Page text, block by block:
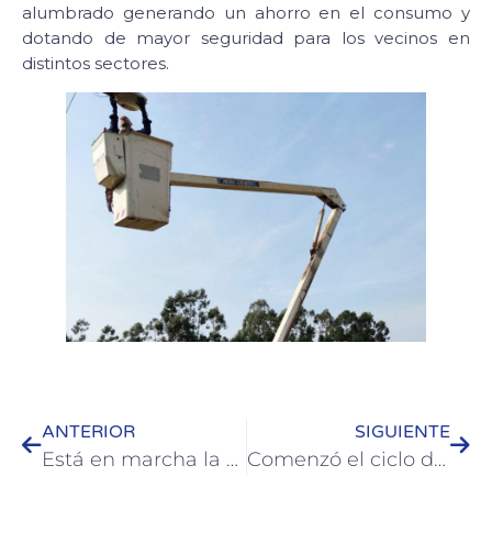
alumbrado generando un ahorro en el consumo y
dotando de mayor seguridad para los vecinos en
distintos sectores.
ANTERIOR
Está en marcha la puesta en valor de plaza Washington en Colón
SIGUIENTE
Comenzó el ciclo de charlas sobre Prevención de Dengue y Educación Sexual Integral